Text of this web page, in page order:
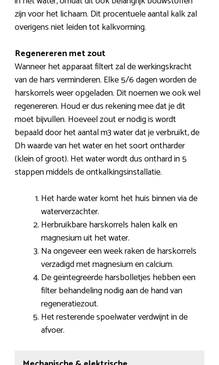
zijn voor het lichaam. Dit procentuele aantal kalk zal
overigens niet leiden tot kalkvorming.
Regenereren met zout
Wanneer het apparaat filtert zal de werkingskracht
van de hars verminderen. Elke 5/6 dagen worden de
harskorrels weer opgeladen. Dit noemen we ook wel
regenereren. Houd er dus rekening mee dat je dit
moet bijvullen. Hoeveel zout er nodig is wordt
bepaald door het aantal m3 water dat je verbruikt, de
Dh waarde van het water en het soort ontharder
(klein of groot). Het water wordt dus onthard in 5
stappen middels de ontkalkingsinstallatie.
Het harde water komt het huis binnen via de
waterverzachter.
Herbruikbare harskorrels halen kalk en
magnesium uit het water.
Na ongeveer een week raken de harskorrels
verzadigd met magnesium en calcium.
De geïntegreerde harsbolletjes hebben een
filter behandeling nodig aan de hand van
regeneratiezout.
Het resterende spoelwater verdwijnt in de
afvoer.